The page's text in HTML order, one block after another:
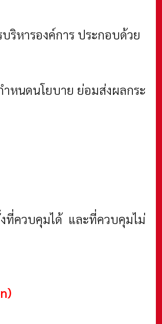
หารองค์การ ประกอบด้วย
ำหนดนโยบาย ย่อมส่งผลกระ
ที่ควบคุมได้ และที่ควบคุมไม่